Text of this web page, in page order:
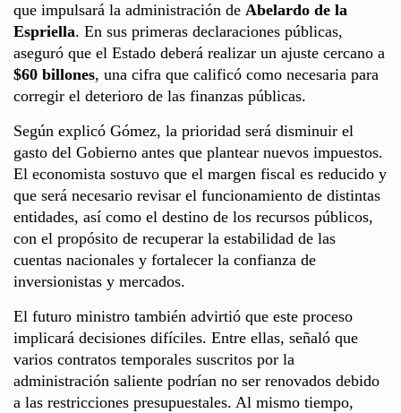
que impulsará la administración de Abelardo de la
Espriella. En sus primeras declaraciones públicas,
aseguró que el Estado deberá realizar un ajuste cercano a
$60 billones, una cifra que calificó como necesaria para
corregir el deterioro de las finanzas públicas.
Según explicó Gómez, la prioridad será disminuir el
gasto del Gobierno antes que plantear nuevos impuestos.
El economista sostuvo que el margen fiscal es reducido y
que será necesario revisar el funcionamiento de distintas
entidades, así como el destino de los recursos públicos,
con el propósito de recuperar la estabilidad de las
cuentas nacionales y fortalecer la confianza de
inversionistas y mercados.
El futuro ministro también advirtió que este proceso
implicará decisiones difíciles. Entre ellas, señaló que
varios contratos temporales suscritos por la
administración saliente podrían no ser renovados debido
a las restricciones presupuestales. Al mismo tiempo,